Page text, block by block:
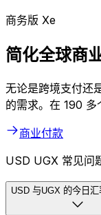
商务版 Xe
简化全球商
无论是跨境支付还
的需求。在 190 多
商业付款
USD UGX 常见问
USD 与UGX 的今日汇